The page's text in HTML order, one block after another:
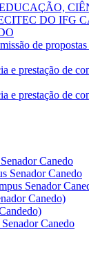
DO IFG
de
e prestação de
e prestação de
Canedo
Senador Canedo
Senador
Canedo)
Canedo